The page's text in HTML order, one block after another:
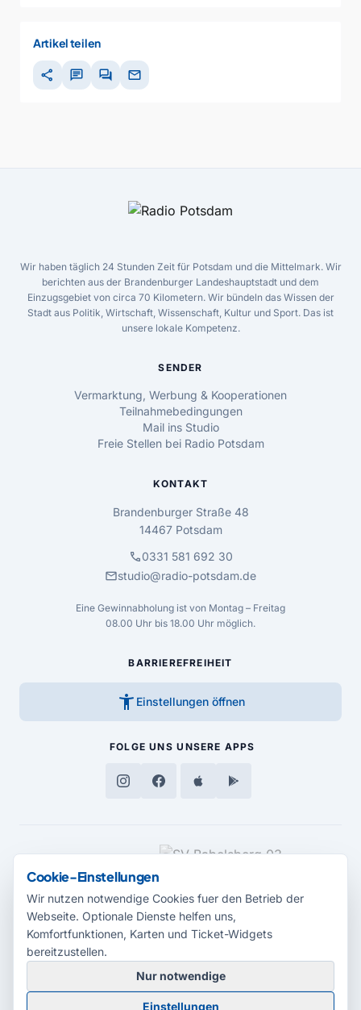
Artikel teilen
share chat forum mail
Wir haben täglich 24 Stunden Zeit für Potsdam und die Mittelmark. Wir
berichten aus der Brandenburger Landeshauptstadt und dem
Einzugsgebiet von circa 70 Kilometern. Wir bündeln das Wissen der
Stadt aus Politik, Wirtschaft, Wissenschaft, Kultur und Sport. Das ist
unsere lokale Kompetenz.
SENDER
Vermarktung, Werbung & Kooperationen
Teilnahmebedingungen
Mail ins Studio
Freie Stellen bei Radio Potsdam
KONTAKT
Brandenburger Straße 48
14467 Potsdam
call0331 581 692 30
mailstudio@radio-potsdam.de
Eine Gewinnabholung ist von Montag – Freitag
08.00 Uhr bis 18.00 Uhr möglich.
BARRIEREFREIHEIT
accessibility_new Einstellungen öffnen
FOLGE UNS UNSERE APPS
MEDIENPARTNER
© 2026 Radio Potsdam. Webseite entwickelt durch dieMedienagentur
Babelsberg
Cookie-Einstellungen
Wir nutzen notwendige Cookies fuer den Betrieb der
Webseite. Optionale Dienste helfen uns,
Komfortfunktionen, Karten und Ticket-Widgets
bereitzustellen.
Nur notwendige
Einstellungen